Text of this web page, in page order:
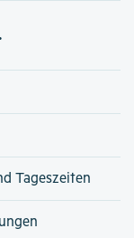
Tageszeiten